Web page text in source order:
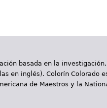
basada en la
en inglés). Colorín Colorado
de Maestros y la